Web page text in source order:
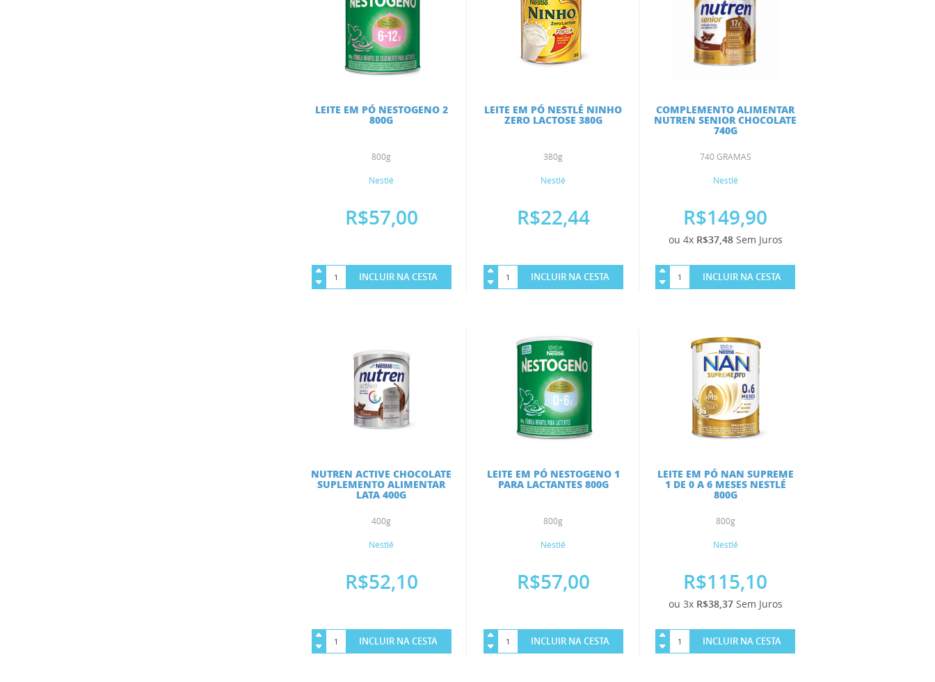
LEITE EM PÓ NESTOGENO 2
800G
800g
Nestlé
R$57,00
INCLUIR NA CESTA
LEITE EM PÓ NESTLÉ NINHO
ZERO LACTOSE 380G
380g
Nestlé
R$22,44
INCLUIR NA CESTA
COMPLEMENTO ALIMENTAR
NUTREN SENIOR CHOCOLATE
740G
740 GRAMAS
Nestlé
R$149,90
ou 4x R$37,48 Sem Juros
INCLUIR NA CESTA
NUTREN ACTIVE CHOCOLATE
SUPLEMENTO ALIMENTAR
LATA 400G
400g
Nestlé
R$52,10
INCLUIR NA CESTA
LEITE EM PÓ NESTOGENO 1
PARA LACTANTES 800G
800g
Nestlé
R$57,00
INCLUIR NA CESTA
LEITE EM PÓ NAN SUPREME
1 DE 0 A 6 MESES NESTLÉ
800G
800g
Nestlé
R$115,10
ou 3x R$38,37 Sem Juros
INCLUIR NA CESTA